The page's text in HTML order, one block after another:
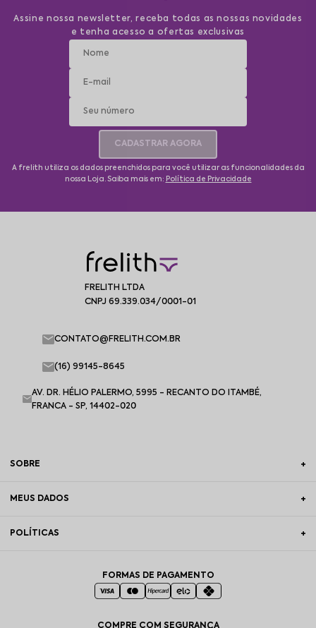
Assine nossa newsletter, receba todas as nossas novidades
e tenha acesso a ofertas exclusivas
CADASTRAR AGORA
A frelith utiliza os dados preenchidos para você utilizar as funcionalidades da
nossa Loja. Saiba mais em: Política de Privacidade
FRELITH LTDA
CNPJ 69.339.034/0001-01
CONTATO@FRELITH.COM.BR
(16) 99145-8645
AV. DR. HÉLIO PALERMO, 5995 - RECANTO DO ITAMBÉ,
FRANCA - SP, 14402-020
SOBRE
MEUS DADOS
POLÍTICAS
FORMAS DE PAGAMENTO
COMPRE COM SEGURANÇA